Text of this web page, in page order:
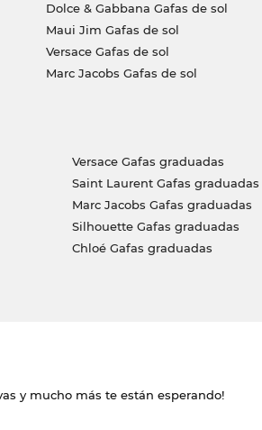
Dolce & Gabbana Gafas de sol
Maui Jim Gafas de sol
Versace Gafas de sol
Marc Jacobs Gafas de sol
Versace Gafas graduadas
Saint Laurent Gafas graduadas
Marc Jacobs Gafas graduadas
Silhouette Gafas graduadas
Chloé Gafas graduadas
y mucho más te están esperando!